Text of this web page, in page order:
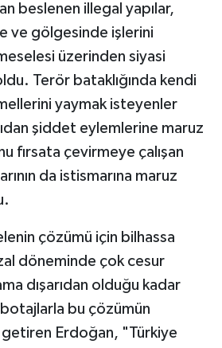
beslenen illegal yapılar,
ve gölgesinde işlerini
üzerinden siyasi
Terör bataklığında kendi
yaymak isteyenler
şiddet eylemlerine maruz
fırsata çevirmeye çalışan
da istismarına maruz
çözümü için bilhassa
döneminde çok cesur
dışarıdan olduğu kadar
bu çözümün
Erdoğan, "Türkiye